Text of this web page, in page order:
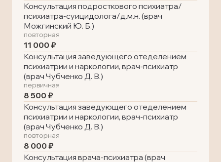
Консультация подросткового психиатра/
психиатра-суицидолога/д.м.н. (врач
Можгинский Ю. Б.)
повторная
11 000 ₽
Консультация заведующего отеделением
психиатрии и наркологии, врач-психиатр
(врач Чубченко Д. В.)
первичная
8 500 ₽
Консультация заведующего отеделением
психиатрии и наркологии, врач-психиатр
(врач Чубченко Д. В.)
повторная
8 000 ₽
Консультация врача-психиатра (врач